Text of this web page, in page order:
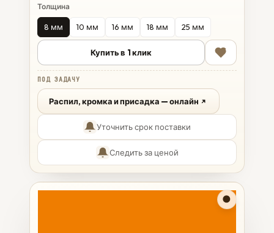
Толщина
8 мм 10 мм 16 мм 18 мм 25 мм
Купить в 1 клик
ПОД ЗАДАЧУ
Распил, кромка и присадка — онлайн
Уточнить срок поставки
Следить за ценой